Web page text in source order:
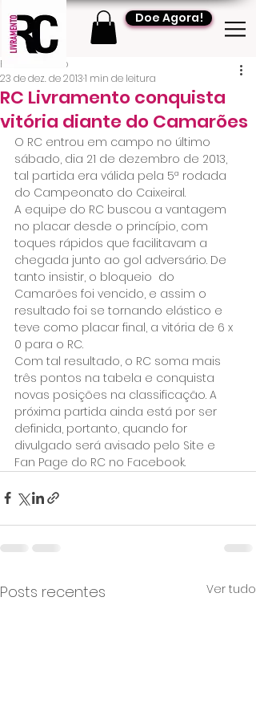
Doe Agora!
RC Livramento conquista
vitória diante do Camarões
RC Livramento
23 de dez. de 20131 min de leitura
O RC entrou em campo no último
sábado, dia 21 de dezembro de 2013,
tal partida era válida pela 5ª rodada
do Campeonato do Caixeiral.
A equipe do RC buscou a vantagem
no placar desde o princípio, com
toques rápidos que facilitavam a
chegada junto ao gol adversário. De
tanto insistir, o bloqueio  do
Camarões foi vencido, e assim o
resultado foi se tornando elástico e
teve como placar final, a vitória de 6 x
0 para o RC.
Com tal resultado, o RC soma mais
três pontos na tabela e conquista
novas posições na classificação. A
próxima partida ainda está por ser
definida, portanto, quando for
divulgado será avisado pelo Site e
Fan Page do RC no Facebook.
Posts recentes Ver tudo